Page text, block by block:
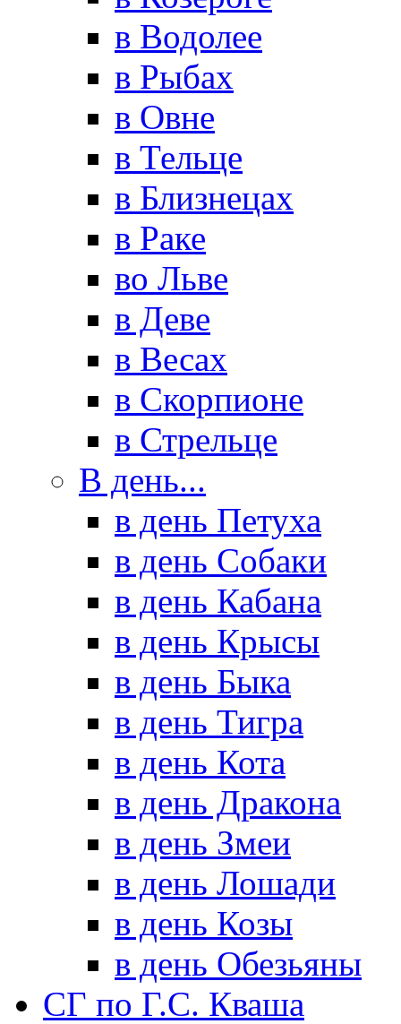
в Водолее
в Рыбах
в Овне
в Тельце
в Близнецах
в Раке
во Льве
в Деве
в Весах
в Скорпионе
в Стрельце
В день...
в день Петуха
в день Собаки
в день Кабана
в день Крысы
в день Быка
в день Тигра
в день Кота
в день Дракона
в день Змеи
в день Лошади
в день Козы
в день Обезьяны
СГ по Г.С. Кваша